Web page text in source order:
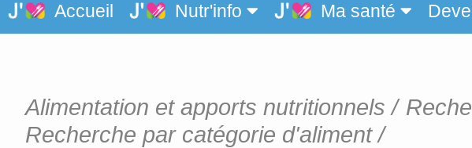
Accueil Nutr'info Ma santé
Alimentation et apports nutritionnels
Recherche par catégorie d'aliment